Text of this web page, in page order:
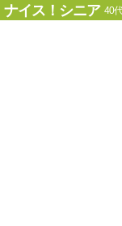
ナイス！シニア 40